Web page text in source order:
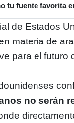
tu fuente favorita
de Estados
materia de
para el futuro
no serán